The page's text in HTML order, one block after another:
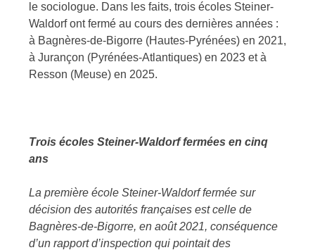
le sociologue. Dans les faits, trois écoles Steiner-
Waldorf ont fermé au cours des dernières années :
à Bagnères-de-Bigorre (Hautes-Pyrénées) en 2021,
à Jurançon (Pyrénées-Atlantiques) en 2023 et à
Resson (Meuse) en 2025.
Trois écoles Steiner-Waldorf fermées en cinq
ans
La première école Steiner-Waldorf fermée sur
décision des autorités françaises est celle de
Bagnères-de-Bigorre, en août 2021, conséquence
d’un rapport d’inspection qui pointait des